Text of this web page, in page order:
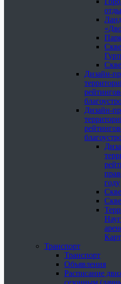
Дизайн-
Дизайн-
году
Транспорт
Транспорт
Объявления
Расписание
сезонным